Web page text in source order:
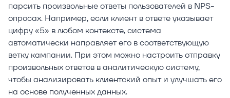
парсить произвольные ответы пользователей в NPS-
опросах. Например, если клиент в ответе указывает
цифру «5» в любом контексте, система
автоматически направляет его в соответствующую
ветку кампании. При этом можно настроить отправку
произвольных ответов в аналитическую систему,
чтобы анализировать клиентский опыт и улучшать его
на основе полученных данных.